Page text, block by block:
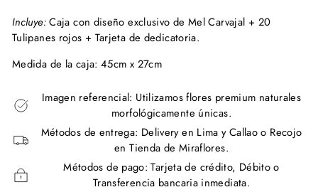
Incluye:Caja con diseño exclusivo de Mel Carvajal + 20
Tulipanes rojos + Tarjeta de dedicatoria.
Medida de la caja: 45cm x 27cm
Imagen referencial: Utilizamos flores premium naturales
morfológicamente únicas.
Métodos de entrega: Delivery en Lima y Callao o Recojo
en Tienda de Miraflores.
Métodos de pago: Tarjeta de crédito, Débito o
Transferencia bancaria inmediata.